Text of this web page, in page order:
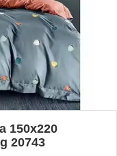
150х220
20743